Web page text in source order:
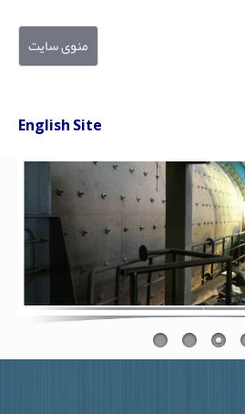
منوی سایت
English Site